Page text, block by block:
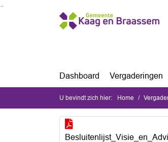
Ga naar de inhoud van deze pagina
Ga naar het zoeken
Ga naar het menu
Dashboard Vergaderingen
U bevindt zich hier: Home